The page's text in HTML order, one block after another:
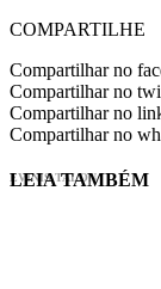
COMPARTILHE
Compartilhar no
Compartilhar no
Compartilhar no
Compartilhar no
EVINIS TALON
LEIA TAMBÉM